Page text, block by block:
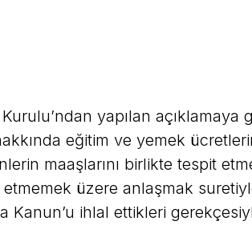
yapılan
eğitim ve yemek
maaşlarını birlikte tespit
üzere anlaşmak
Kanun’u ihlal ettikleri